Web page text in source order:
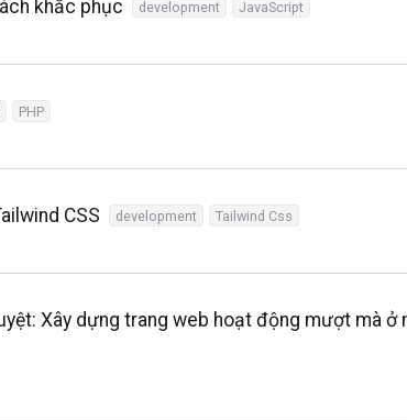
khắc phục development JavaScript
PHP
CSS development Tailwind Css
Xây dựng trang web hoạt động mượt mà ở